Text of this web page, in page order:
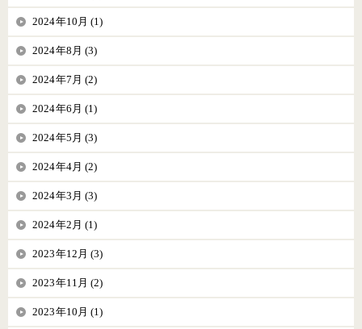
2024年10月 (1)
2024年8月 (3)
2024年7月 (2)
2024年6月 (1)
2024年5月 (3)
2024年4月 (2)
2024年3月 (3)
2024年2月 (1)
2023年12月 (3)
2023年11月 (2)
2023年10月 (1)